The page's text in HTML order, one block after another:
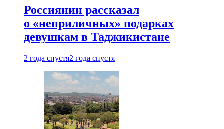
Россиянин рассказал
о «неприличных» подарках
девушкам в Таджикистане
2 года спустя2 года спустя